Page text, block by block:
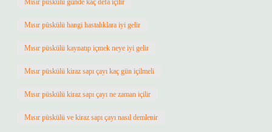
Mısır püskülü günde kaç defa içilir
Mısır püskülü hangi hastalıklara iyi gelir
Mısır püskülü kaynatıp içmek neye iyi gelir
Mısır püskülü kiraz sapı çayı kaç gün içilmeli
Mısır püskülü kiraz sapı çayı ne zaman içilir
Mısır püskülü ve kiraz sapı çayı nasıl demlenir